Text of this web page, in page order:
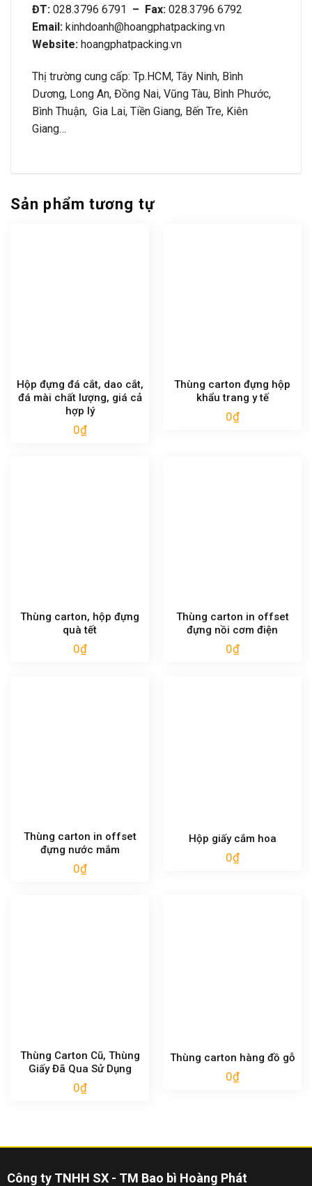
ĐT: 028.3796 6791 – Fax: 028.3796 6792
Email: kinhdoanh@hoangphatpacking.vn
Website: hoangphatpacking.vn
Thị trường cung cấp: Tp.HCM, Tây Ninh, Bình
Dương, Long An, Đồng Nai, Vũng Tàu, Bình Phước,
Bình Thuận, Gia Lai, Tiền Giang, Bến Tre, Kiên
Giang…
Sản phẩm tương tự
Hộp đựng đá cắt, dao cắt,
đá mài chất lượng, giá cả
hợp lý
0₫
Thùng carton đựng hộp
khẩu trang y tế
0₫
Thùng carton, hộp đựng
quà tết
0₫
Thùng carton in offset
đựng nồi cơm điện
0₫
Thùng carton in offset
đựng nước mắm
0₫
Hộp giấy cắm hoa
0₫
Thùng Carton Cũ, Thùng
Giấy Đã Qua Sử Dụng
0₫
Thùng carton hàng đồ gỗ
0₫
Công ty TNHH SX - TM Bao bì Hoàng Phát